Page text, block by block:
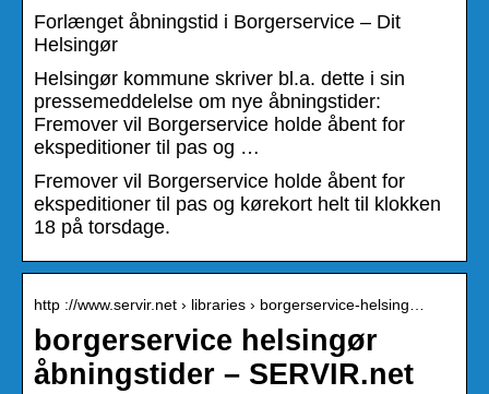
Forlænget åbningstid i Borgerservice – Dit
Helsingør
Helsingør kommune skriver bl.a. dette i sin
pressemeddelelse om nye åbningstider:
Fremover vil Borgerservice holde åbent for
ekspeditioner til pas og …
Fremover vil Borgerservice holde åbent for
ekspeditioner til pas og kørekort helt til klokken
18 på torsdage.
http ://www.servir.net › libraries › borgerservice-helsing…
borgerservice helsingør
åbningstider – SERVIR.net